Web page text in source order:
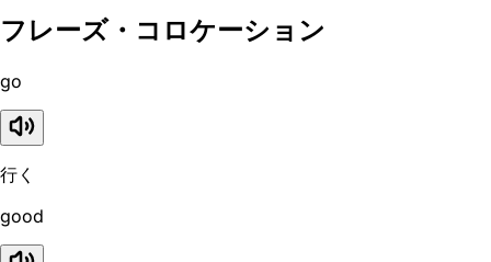
フレーズ・コロケーション
go
行く
good